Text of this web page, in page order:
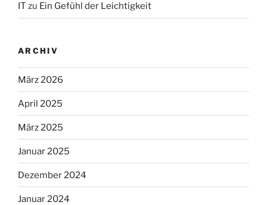
IT zu Ein Gefühl der Leichtigkeit
ARCHIV
März 2026
April 2025
März 2025
Januar 2025
Dezember 2024
Januar 2024